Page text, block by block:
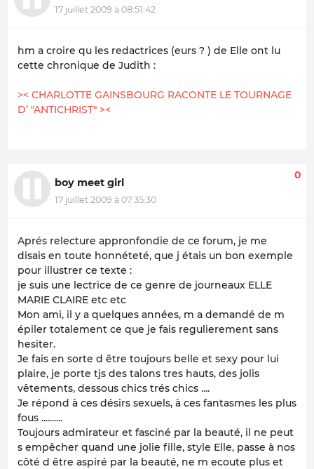
17 juillet 2009 à 08:51:42
hm a croire qu les redactrices (eurs ? ) de Elle ont lu
cette chronique de Judith :
>< CHARLOTTE GAINSBOURG RACONTE LE TOURNAGE
D’ "ANTICHRIST" ><
boy meet girl
17 juillet 2009 à 07:35:30
0
Aprés relecture appronfondie de ce forum, je me
disais en toute honnéteté, que j étais un bon exemple
pour illustrer ce texte :
je suis une lectrice de ce genre de journeaux ELLE
MARIE CLAIRE etc etc
Mon ami, il y a quelques années, m a demandé de m
épiler totalement ce que je fais regulierement sans
hesiter.
Je fais en sorte d être toujours belle et sexy pour lui
plaire, je porte tjs des talons tres hauts, des jolis
vêtements, dessous chics trés chics ....
Je répond à ces désirs sexuels, à ces fantasmes les plus
fous ..........
Toujours admirateur et fasciné par la beauté, il ne peut
s empêcher quand une jolie fille, style Elle, passe à nos
côté d être aspiré par la beauté, ne m ecoute plus et